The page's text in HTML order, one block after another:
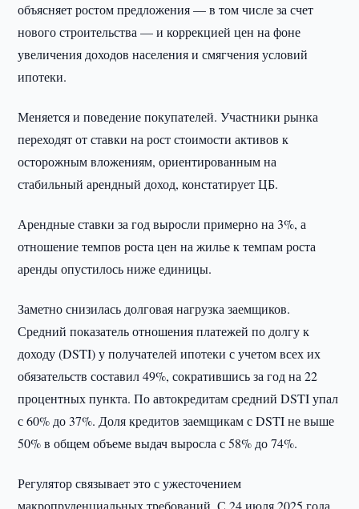
объясняет ростом предложения — в том числе за счет
нового строительства — и коррекцией цен на фоне
увеличения доходов населения и смягчения условий
ипотеки.
Меняется и поведение покупателей. Участники рынка
переходят от ставки на рост стоимости активов к
осторожным вложениям, ориентированным на
стабильный арендный доход, констатирует ЦБ.
Арендные ставки за год выросли примерно на 3%, а
отношение темпов роста цен на жилье к темпам роста
аренды опустилось ниже единицы.
Заметно снизилась долговая нагрузка заемщиков.
Средний показатель отношения платежей по долгу к
доходу (DSTI) у получателей ипотеки с учетом всех их
обязательств составил 49%, сократившись за год на 22
процентных пункта. По автокредитам средний DSTI упал
с 60% до 37%. Доля кредитов заемщикам с DSTI не выше
50% в общем объеме выдач выросла с 58% до 74%.
Регулятор связывает это с ужесточением
макропруденциальных требований. С 24 июля 2025 года